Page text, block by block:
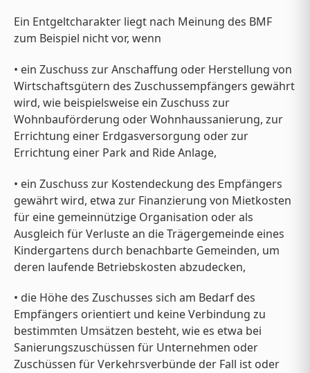
Ein Entgeltcharakter liegt nach Meinung des BMF
zum Beispiel nicht vor, wenn
• ein Zuschuss zur Anschaffung oder Herstellung von
Wirtschaftsgütern des Zuschussempfängers gewährt
wird, wie beispielsweise ein Zuschuss zur
Wohnbauförderung oder Wohnhaussanierung, zur
Errichtung einer Erdgasversorgung oder zur
Errichtung einer Park and Ride Anlage,
• ein Zuschuss zur Kostendeckung des Empfängers
gewährt wird, etwa zur Finanzierung von Mietkosten
für eine gemeinnützige Organisation oder als
Ausgleich für Verluste an die Trägergemeinde eines
Kindergartens durch benachbarte Gemeinden, um
deren laufende Betriebskosten abzudecken,
• die Höhe des Zuschusses sich am Bedarf des
Empfängers orientiert und keine Verbindung zu
bestimmten Umsätzen besteht, wie es etwa bei
Sanierungszuschüssen für Unternehmen oder
Zuschüssen für Verkehrsverbünde der Fall ist oder